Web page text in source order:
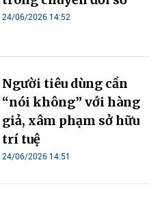
24/06/2026 14:52
Người tiêu dùng cần
“nói không” với hàng
giả, xâm phạm sở hữu
trí tuệ
24/06/2026 14:51